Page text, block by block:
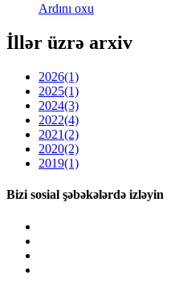
Ardını oxu
İllər üzrə arxiv
2026(1)
2025(1)
2024(3)
2022(4)
2021(2)
2020(2)
2019(1)
Bizi sosial şəbəkələrdə izləyin